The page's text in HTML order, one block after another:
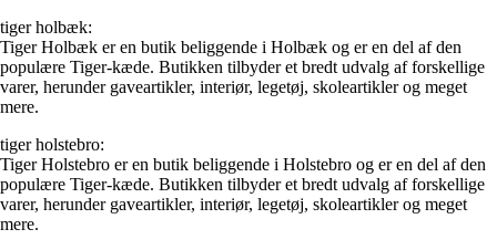
tiger holbæk:
Tiger Holbæk er en butik beliggende i Holbæk og er en del af den
populære Tiger-kæde. Butikken tilbyder et bredt udvalg af forskellige
varer, herunder gaveartikler, interiør, legetøj, skoleartikler og meget
mere.
tiger holstebro:
Tiger Holstebro er en butik beliggende i Holstebro og er en del af den
populære Tiger-kæde. Butikken tilbyder et bredt udvalg af forskellige
varer, herunder gaveartikler, interiør, legetøj, skoleartikler og meget
mere.